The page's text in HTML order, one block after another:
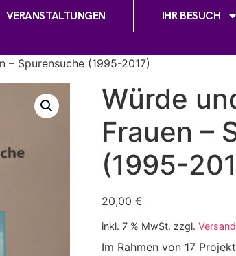
VERANSTALTUNGEN IHR BESUCH
– Spurensuche (1995-2017)
Würde
Frauen –
(1995-
20,00 €
inkl. 7 % MwSt. zzgl.
Im Rahmen von 17